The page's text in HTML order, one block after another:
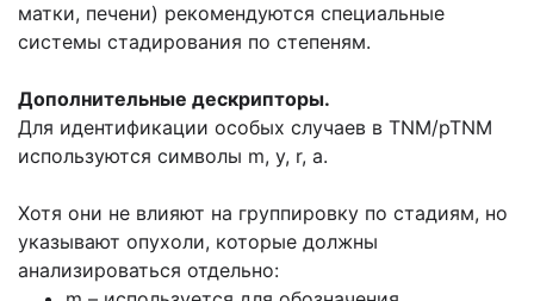
матки, печени) рекомендуются специальные
системы стадирования по степеням.
Дополнительные дескрипторы.
Для идентификации особых случаев в TNM/pTNM
используются символы m, у, r, а.
Хотя они не влияют на группировку по стадиям, но
указывают опухоли, которые должны
анализироваться отдельно: